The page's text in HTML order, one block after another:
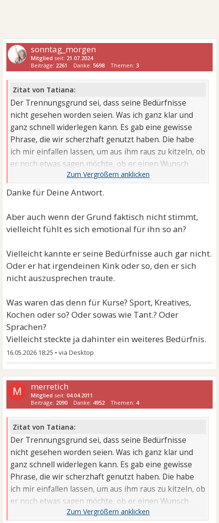
sonntag_morgen
Mitglied seit: 21.07.2024
Beiträge: 2261 Danke:5698 Themen:3
Zitat von Tatiana:
Der Trennungsgrund sei, dass seine Bedürfnisse
nicht gesehen worden seien. Was ich ganz klar und
ganz schnell widerlegen kann. Es gab eine gewisse
Phrase, die wir scherzhaft genutzt haben. Die habe
ich mir einfallen lassen, um aus ihm raus zu kitzeln, ob
er noch etwas sagen möchte, ob er einen Wunsch
Danke für Deine Antwort.
Aber auch wenn der Grund faktisch nicht stimmt,
vielleicht fühlt es sich emotional für ihn so an?
Vielleicht kannte er seine Bedürfnisse auch gar nicht.
Oder er hat irgendeinen Kink oder so, den er sich
nicht auszusprechen traute.
Was waren das denn für Kurse? Sport, Kreatives,
Kochen oder so? Oder sowas wie Tant.? Oder
Sprachen?
Vielleicht steckte ja dahinter ein weiteres Bedürfnis.
16.05.2026 18:25 •
M merretich
Mitglied seit:04.04.2011
Beiträge: 2090 Danke: 4952 Themen: 4
Zitat von Tatiana:
Der Trennungsgrund sei, dass seine Bedürfnisse
nicht gesehen worden seien. Was ich ganz klar und
ganz schnell widerlegen kann. Es gab eine gewisse
Phrase, die wir scherzhaft genutzt haben. Die habe
ich mir einfallen lassen, um aus ihm raus zu kitzeln, ob
er noch etwas sagen möchte, ob er einen Wunsch